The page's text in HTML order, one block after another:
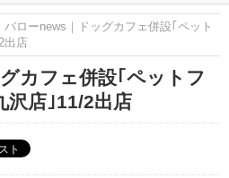
バローnews｜ドッグカフェ併設｢ペット
出店
カフェ併設｢ペットフ
沢店｣11/2出店